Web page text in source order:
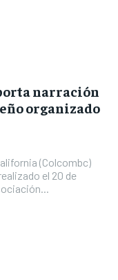
narración
organizado
(Colcombc)
el 20 de